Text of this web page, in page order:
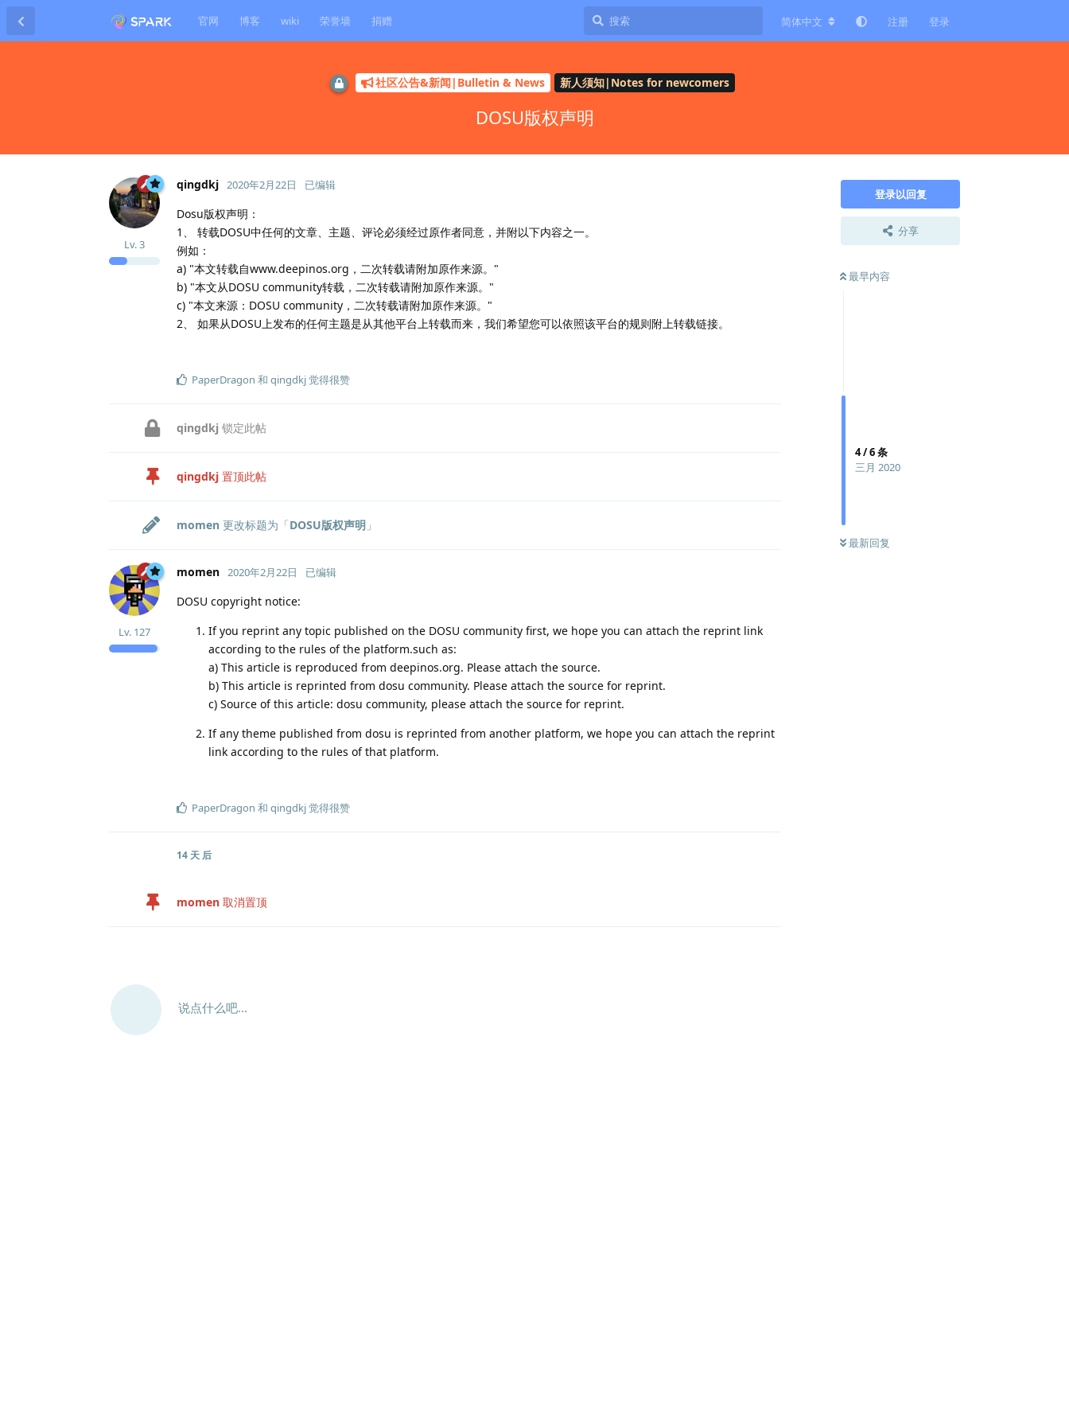
官网 博客 wiki 荣誉墙 捐赠 简体中文 注册 登录
社区公告&新闻|Bulletin & News 新人须知|Notes for newcomers
DOSU版权声明
登录以回复
分享
最早内容
4/6条
三月 2020
最新回复
qingdkj
Lv.3
2020年2月22日 已编辑
Dosu版权声明：
1、 转载DOSU中任何的文章、主题、评论必须经过原作者同意，并附以下内容之一。
例如：
a) "本文转载自www.deepinos.org，二次转载请附加原作来源。"
b) "本文从DOSU community转载，二次转载请附加原作来源。"
c) "本文来源：DOSU community，二次转载请附加原作来源。"
2、 如果从DOSU上发布的任何主题是从其他平台上转载而来，我们希望您可以依照该平台的规则附上转载链接。
PaperDragon 和 qingdkj觉得很赞
qingdkj 锁定此帖
qingdkj 置顶此帖
momen 更改标题为「DOSU版权声明 」
momen
Lv. 127
2020年2月22日 已编辑
DOSU copyright notice:
If you reprint any topic published on the DOSU community first, we hope you can attach the reprint link
according to the rules of the platform.such as:
a) This article is reproduced from deepinos.org. Please attach the source.
b) This article is reprinted from dosu community. Please attach the source for reprint.
c) Source of this article: dosu community, please attach the source for reprint.
If any theme published from dosu is reprinted from another platform, we hope you can attach the reprint
link according to the rules of that platform.
PaperDragon 和 qingdkj觉得很赞
14 天 后
momen 取消置顶
说点什么吧...